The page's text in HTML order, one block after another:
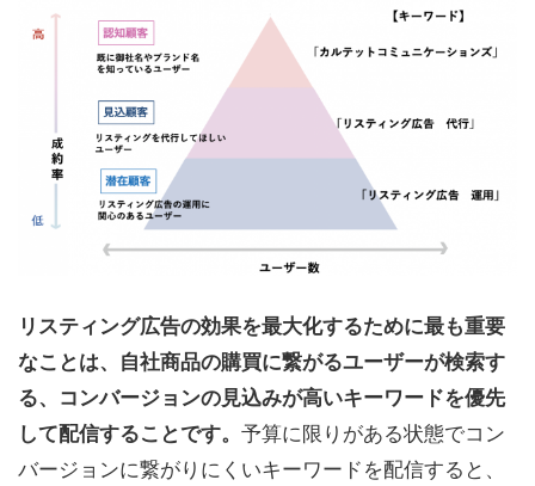
リスティング広告の効果を最大化するために最も重要
なことは、自社商品の購買に繋がるユーザーが検索す
る、コンバージョンの見込みが高いキーワードを優先
して配信することです。 予算に限りがある状態でコン
バージョンに繋がりにくいキーワードを配信すると、